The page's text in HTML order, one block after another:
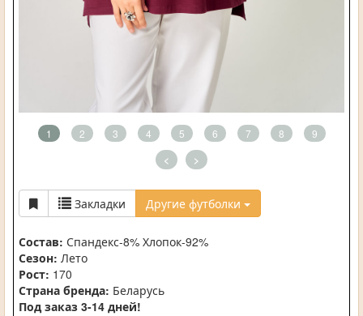
1 2 3 4 5 6 7 8 9
< >
Закладки Другие футболки
Состав: Спандекс-8% Хлопок-92%
Сезон: Лето
Рост: 170
Страна бренда: Беларусь
Под заказ 3-14 дней!